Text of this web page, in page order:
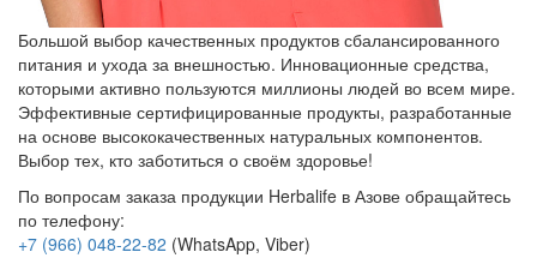
Большой выбор качественных продуктов сбалансированного
питания и ухода за внешностью. Инновационные средства,
которыми активно пользуются миллионы людей во всем мире.
Эффективные сертифицированные продукты, разработанные
на основе высококачественных натуральных компонентов.
Выбор тех, кто заботиться о своём здоровье!
По вопросам заказа продукции Herbalife в Азове обращайтесь
по телефону:
+7 (966) 048-22-82 (WhatsApp, Viber)